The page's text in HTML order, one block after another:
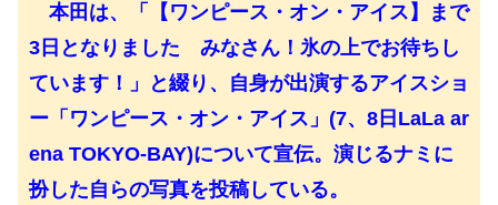
本田は、「【ワンピース・オン・アイス】まで
3日となりました みなさん！氷の上でお待ちし
ています！」と綴り、自身が出演するアイスショ
ー「ワンピース・オン・アイス」(7、8日LaLa ar
ena TOKYO-BAY)について宣伝。演じるナミに
扮した自らの写真を投稿している。